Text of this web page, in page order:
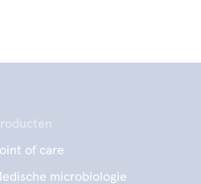
of care
microbiologie